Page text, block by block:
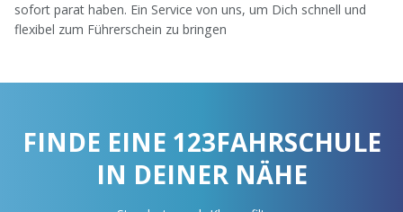
sofort parat haben. Ein Service von uns, um Dich schnell und
flexibel zum Führerschein zu bringen
FINDE EINE 123FAHRSCHULE
IN DEINER NÄHE